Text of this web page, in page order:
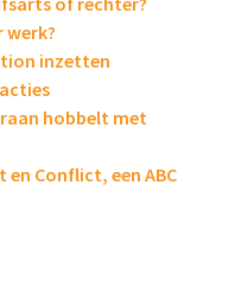
werk?
inzetten
hobbelt met
Conflict, een ABC